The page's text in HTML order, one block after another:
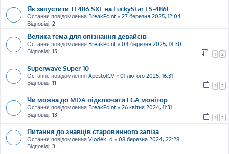
Як запустити TI 486 SXL на LuckyStar LS-486E
Останнє повідомлення BreakPoint « 27 березня 2025, 12:04
Відповіді: 2
Велика тема для опізнання девайсів
Останнє повідомлення BreakPoint « 04 березня 2025, 18:30
Відповіді: 15 1 2
Superwave Super-10
Останнє повідомлення ApostolCV « 01 лютого 2025, 16:31
Відповіді: 11 1 2
Чи можна до MDA підключати EGA монітор
Останнє повідомлення BreakPoint « 26 квітня 2024, 11:31
Відповіді: 13 1 2
Питання до знавців старовинного заліза.
Останнє повідомлення Vlodek_d « 08 березня 2024, 22:28
Відповіді: 3